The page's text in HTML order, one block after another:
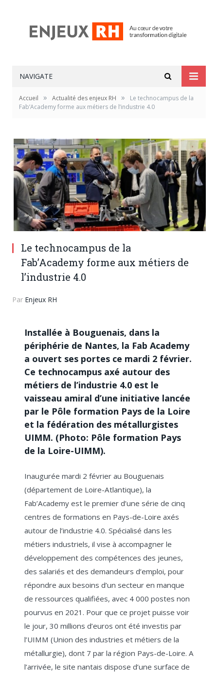
NAVIGATE
Accueil » Actualité des enjeux RH »
Le technocampus de la
Fab’Academy forme aux métiers de l’industrie 4.0
Le technocampus de la
Fab’Academy forme aux métiers de
l’industrie 4.0
Par Enjeux RH
Installée à Bouguenais, dans la
périphérie de Nantes, la Fab Academy
a ouvert ses portes ce mardi 2 février.
Ce technocampus axé autour des
métiers de l’industrie 4.0 est le
vaisseau amiral d’une initiative lancée
par le Pôle formation Pays de la Loire
et la fédération des métallurgistes
UIMM. (Photo: Pôle formation Pays
de la Loire-UIMM).
Inaugurée mardi 2 février au Bouguenais
(département de Loire-Atlantique), la
Fab’Academy est le premier d’une série de cinq
centres de formations en Pays-de-Loire axés
autour de l’industrie 4.0. Spécialisé dans les
métiers industriels, il vise à accompagner le
développement des compétences des jeunes,
des salariés et des demandeurs d’emploi, pour
répondre aux besoins d’un secteur en manque
de ressources qualifiées, avec 4 000 postes non
pourvus en 2021. Pour que ce projet puisse voir
le jour, 30 millions d’euros ont été investis par
l’UIMM (Union des industries et métiers de la
métallurgie), dont 7 par la région Pays-de-Loire. A
l’arrivée, le site nantais dispose d’une surface de